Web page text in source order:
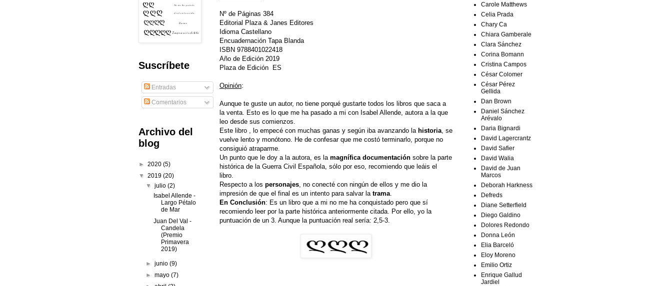
Nº de Páginas 384
Editorial Plaza & Janes Editores
Idioma Castellano
Encuadernación Tapa Blanda
ISBN 9788401022418
Año de Edición 2019
Plaza de Edición ES
Opinión:
Aunque te guste un autor, no tiene porqué gustarte todos los libros que saca a
la venta. Esto es lo que me ha pasado a mi con Isabel Allende, autora a la que
leo desde sus comienzos.
Este libro , lo empecé con muchas ganas y según iba avanzando la historia , se
vuelve lento y monótono. He de confesar que me costó terminarlo, porque no
consiguió atraparme.
Un punto que le doy a la autora, es la magnífica documentación sobre la parte
histórica de la Guerra Civil Española, sólo por eso, recomiendo que leáis el
libro.
Respecto a los personajes , no conecté con ningún de ellos y me dio la
impresión de que el final es un intento para salvar la trama
En Conclusión: Es un libro que a mi no me ha conquistado pero que sí
recomiendo leer por la parte histórica anteriormente citada. Por ello, yo la
puntuación de un 3. Aunque la puntuación real sería: 2,5-3.
Suscríbete
Entradas
Comentarios
Archivo del
blog
► 2020 (5)
▼ 2019 (20)
▼julio(2)
Isabel Allende -
Largo Pétalo
de Mar
Juan Del Val -
Candela
(Premio
Primavera
2019)
►junio(9)
►mayo(7)
Carole Matthews
Celia Prada
Chary Ca
Chiara Gamberale
Clara Sánchez
Corina Bomann
Cristina Campos
César Colomer
César Pérez
Gellida
Dan Brown
Daniel Sánchez
Arévalo
Daria Bignardi
David Lagercrantz
David Safier
David Walia
David de Juan
Marcos
Deborah Harkness
Defreds
Diane Setterfield
Diego Galdino
Dolores Redondo
Donna León
Elia Barceló
Eloy Moreno
Emilio Ortiz
Enrique Gallud
Jardiel